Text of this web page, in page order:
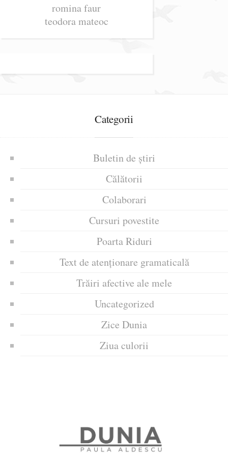
romina faur
teodora mateoc
Categorii
Buletin de știri
Călătorii
Colaborari
Cursuri povestite
Poarta Riduri
Text de atenționare gramaticală
Trăiri afective ale mele
Uncategorized
Zice Dunia
Ziua culorii